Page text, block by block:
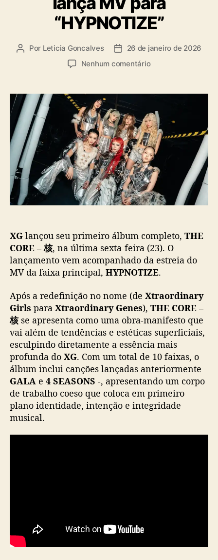
a
“HYPNOTIZE”
A
r
d
o
p
s
t
Por Leticia Goncalves
D
d
e
p
u
b
l
i
c
a
ç
ã
26 de janeiro de 2026
Nenhum comentárioe
G
a
z
r
e
t
o
r
n
o
m
o
á
l
b
m
“
T
H
E
C
R
E
–
核
a
XG lançou seu primeiro álbum completo, THE
CORE – 核, na última sexta-feira (23). O
lançamento vem acompanhado da estreia do
MV da faixa principal, HYPNOTIZE.
Após a redefinição no nome (de Xtraordinary
Girls para Xtraordinary Genes), THE CORE –
核se apresenta como uma obra-manifesto que
vai além de tendências e estéticas superficiais,
esculpindo diretamente a essência mais
profunda do XG. Com um total de 10 faixas, o
álbum inclui canções lançadas anteriormente –
GALA e 4 SEASONS -, apresentando um corpo
de trabalho coeso que coloca em primeiro
plano identidade, intenção e integridade
musical.